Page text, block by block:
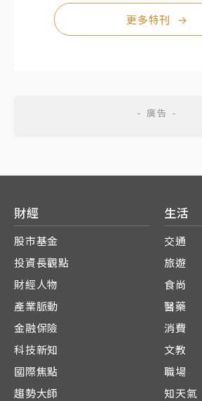
更多特刊 →
財經
股市基金
投資長觀點
財經人物
產業脈動
金融保險
科技新知
國際焦點
趨勢大師
生活
交通
旅遊
食尚
醫藥
消費
文教
職場
知天氣